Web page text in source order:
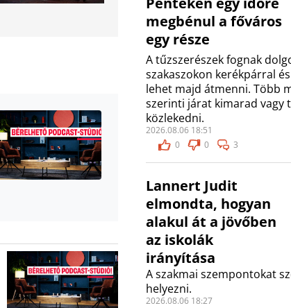
megbénul a főváros
egy része
A tűzszerészek fognak
szakaszokon kerékpárral
lehet majd átmenni. Több
szerinti járat kimarad vagy
közlekedni.
2026.08.06 18:51
0
0 3
Lannert Judit
elmondta, hogyan
alakul át a jövőben
az iskolák
irányítása
A szakmai szempontokat
helyezni.
2026.08.06 18:27